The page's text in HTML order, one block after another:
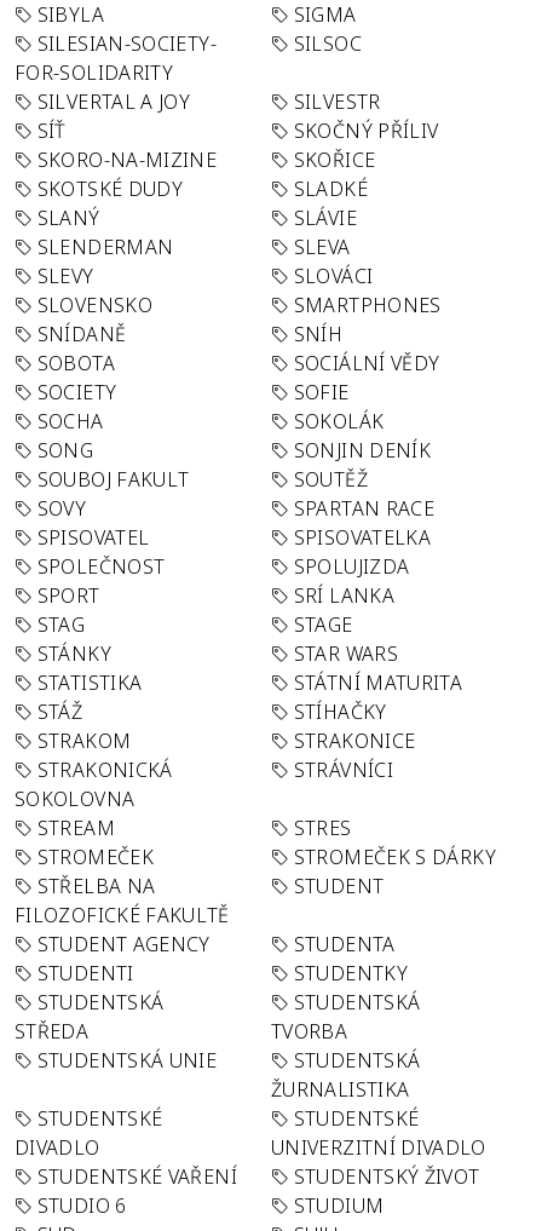
SIBYLA
SIGMA
SILESIAN-SOCIETY-
FOR-SOLIDARITY
SILSOC
SILVERTAL A JOY
SILVESTR
SÍŤ
SKOČNÝ PŘÍLIV
SKORO-NA-MIZINE
SKOŘICE
SKOTSKÉ DUDY
SLADKÉ
SLANÝ
SLÁVIE
SLENDERMAN
SLEVA
SLEVY
SLOVÁCI
SLOVENSKO
SMARTPHONES
SNÍDANĚ
SNÍH
SOBOTA
SOCIÁLNÍ VĚDY
SOCIETY
SOFIE
SOCHA
SOKOLÁK
SONG
SONJIN DENÍK
SOUBOJ FAKULT
SOUTĚŽ
SOVY
SPARTAN RACE
SPISOVATEL
SPISOVATELKA
SPOLEČNOST
SPOLUJIZDA
SPORT
SRÍ LANKA
STAG
STAGE
STÁNKY
STAR WARS
STATISTIKA
STÁTNÍ MATURITA
STÁŽ
STÍHAČKY
STRAKOM
STRAKONICE
STRAKONICKÁ
SOKOLOVNA
STRÁVNÍCI
STREAM
STRES
STROMEČEK
STROMEČEK S DÁRKY
STŘELBA NA
FILOZOFICKÉ FAKULTĚ
STUDENT
STUDENT AGENCY
STUDENTA
STUDENTI
STUDENTKY
STUDENTSKÁ
STŘEDA
STUDENTSKÁ
TVORBA
STUDENTSKÁ UNIE
STUDENTSKÁ
ŽURNALISTIKA
STUDENTSKÉ
DIVADLO
STUDENTSKÉ
UNIVERZITNÍ DIVADLO
STUDENTSKÉ VAŘENÍ
STUDENTSKÝ ŽIVOT
STUDIO 6
STUDIUM